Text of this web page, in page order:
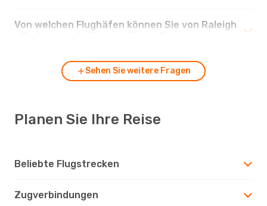
Von welchen Flughäfen können Sie von Raleigh
Sehen Sie weitere Fragen
Planen Sie Ihre Reise
Beliebte Flugstrecken
Zugverbindungen